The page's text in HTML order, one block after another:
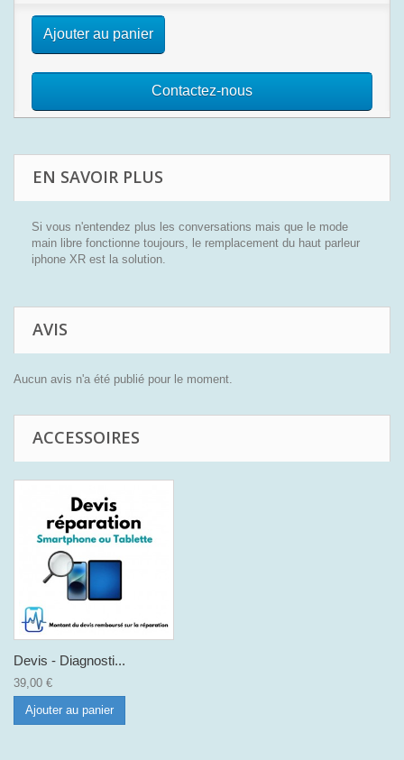
Ajouter au panier
Contactez-nous
EN SAVOIR PLUS
Si vous n'entendez plus les conversations mais que le mode
main libre fonctionne toujours, le remplacement du haut parleur
iphone XR est la solution.
AVIS
Aucun avis n'a été publié pour le moment.
ACCESSOIRES
Devis - Diagnosti...
39,00 €
Ajouter au panier